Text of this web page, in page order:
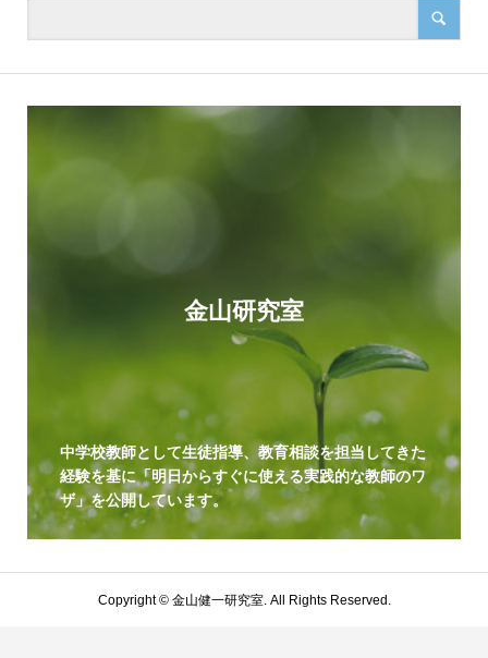
金山研究室
中学校教師として生徒指導、教育相談を担当してきた
経験を基に「明日からすぐに使える実践的な教師のワ
ザ」を公開しています。
Copyright ©金山健一研究室. All Rights Reserved.